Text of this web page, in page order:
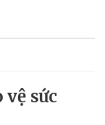
vệ sức